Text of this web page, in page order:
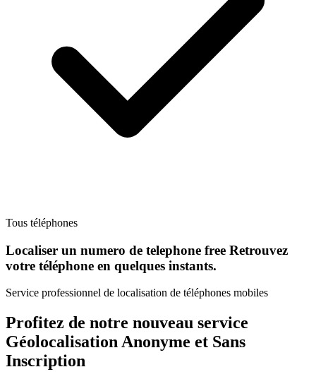
Tous téléphones
Localiser un numero de telephone free Retrouvez
votre téléphone en quelques instants.
Service professionnel de localisation de téléphones mobiles
Profitez de notre nouveau service
Géolocalisation Anonyme et Sans
Inscription